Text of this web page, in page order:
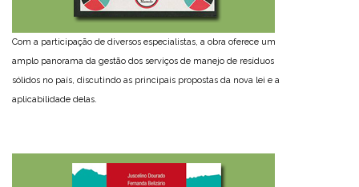
Com a participação de diversos especialistas, a obra oferece um
amplo panorama da gestão dos serviços de manejo de resíduos
sólidos no país, discutindo as principais propostas da nova lei e a
aplicabilidade delas.